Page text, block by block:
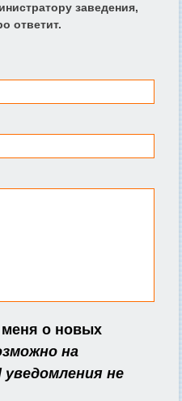
заведения,
ответит.
о новых
на
не